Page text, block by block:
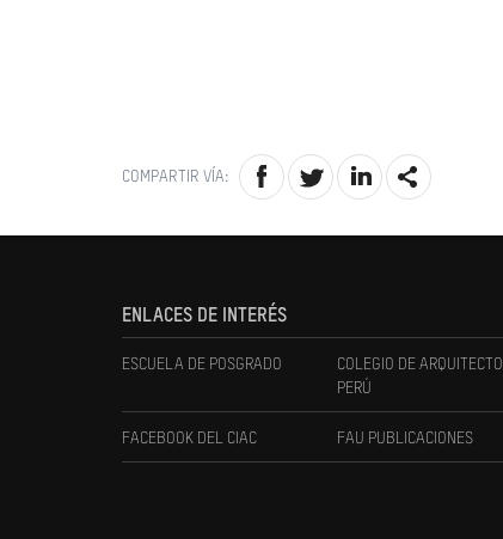
COMPARTIR VÍA:
ENLACES DE INTERÉS
ESCUELA DE POSGRADO
COLEGIO DE
PERÚ
FACEBOOK DEL CIAC FAU PUBLICACIONES